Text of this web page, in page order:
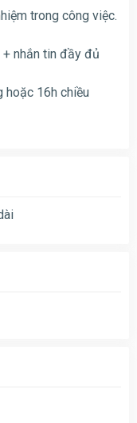
trong công việc.
nhắn tin đầy đủ
hoặc 16h chiều